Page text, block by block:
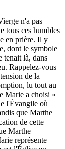
n'a pas
tous ces humbles
en prière. Il y
dont le symbole
tenait là, dans
Rappelez-vous
de la
lu tout au
Marie a choisi «
l'Évangile où
que Marthe
de cette
Marthe
représente